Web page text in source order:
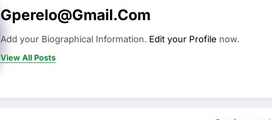
Gperelo@gmail.com
Add your Biographical Information. Edit your Profile now.
View All Posts